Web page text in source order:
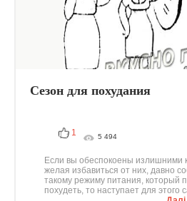
Сезон для похудания
1 5 494
Если вы обеспокоены излишними
желая избавиться от них, давно
такому режиму питания, который
похудеть, то наступает для этого